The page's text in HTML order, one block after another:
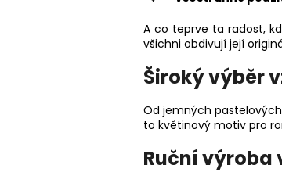
A co teprve ta radost,
všichni obdivují její
Široký výběr
Od jemných
to květinový motiv pro
Ruční výroba